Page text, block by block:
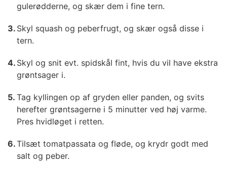
gulerødderne, og skær dem i fine tern.
Skyl squash og peberfrugt, og skær også disse i
tern.
Skyl og snit evt. spidskål fint, hvis du vil have ekstra
grøntsager i.
Tag kyllingen op af gryden eller panden, og svits
herefter grøntsagerne i 5 minutter ved høj varme.
Pres hvidløget i retten.
Tilsæt tomatpassata og fløde, og krydr godt med
salt og peber.